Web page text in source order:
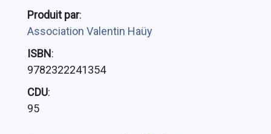
Produit par:
Association Valentin Haüy
ISBN:
9782322241354
CDU:
95